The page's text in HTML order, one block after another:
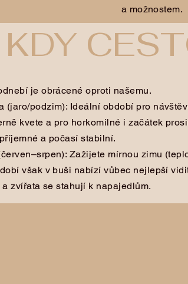
a možnostem.
KDY
je obrácené oproti našemu.
(jaro/podzim): Ideální období pro
kvete a pro horkomilné i začátek
a počasí stabilní.
Zažijete mírnou zimu
však v buši nabízí vůbec nejlepší
zvířata se stahují k napajedlům.